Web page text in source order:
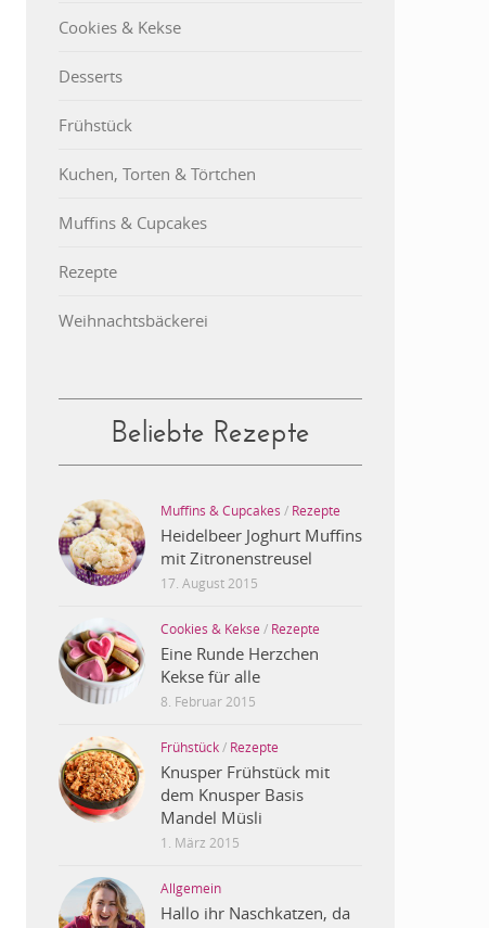
Cookies & Kekse
Desserts
Frühstück
Kuchen, Torten & Törtchen
Muffins & Cupcakes
Rezepte
Weihnachtsbäckerei
Beliebte Rezepte
Muffins & Cupcakes / Rezepte
Heidelbeer Joghurt Muffins
mit Zitronenstreusel
17. August 2015
Cookies & Kekse / Rezepte
Eine Runde Herzchen
Kekse für alle
8. Februar 2015
Frühstück/ Rezepte
Knusper Frühstück mit
dem Knusper Basis
Mandel Müsli
1. März 2015
Allgemein
Hallo ihr Naschkatzen, da